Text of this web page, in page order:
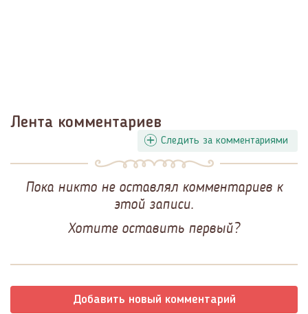
Лента комментариев
Следить за комментариями
Пока никто не оставлял комментариев к
этой записи.
Хотите оставить первый?
Добавить новый комментарий